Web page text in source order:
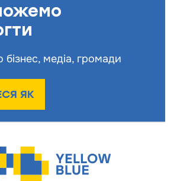
медіа, громади
ЯК